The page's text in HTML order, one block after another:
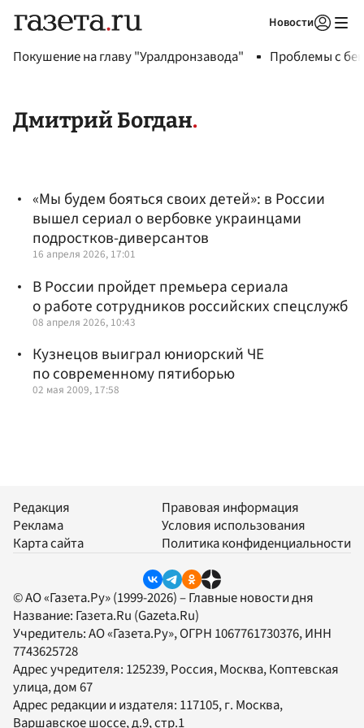
Новости
Покушение на главу "Уралдронзавода" Проблемы с
Дмитрий Богдан
«Мы будем бояться своих детей»: в России
вышел сериал о вербовке украинцами
подростков-диверсантов
16 апреля 2026, 17:01
В России пройдет премьера сериала
о работе сотрудников российских спецслужб
08 апреля 2026, 10:43
Кузнецов выиграл юниорский ЧЕ
по современному пятиборью
02 мая 2009, 17:58
Редакция
Реклама
Карта сайта
Правовая информация
Условия использования
Политика конфиденциальности
© АО «Газета.Ру» (1999-2026) – Главные новости дня
Название: Газета.Ru (Gazeta.Ru)
Учредитель:АО «Газета.Ру», ОГРН 1067761730376, ИНН
7743625728
Адрес учредителя: 125239, Россия, Москва, Коптевская
улица, дом 67
Адрес редакции и издателя: 117105, г. Москва,
Варшавское шоссе, д.9, стр.1